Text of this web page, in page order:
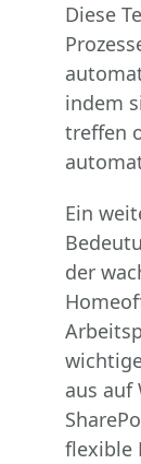
Diese
indem
treffen
Ein
der
aus auf
flexible